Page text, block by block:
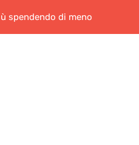
spendendo di meno